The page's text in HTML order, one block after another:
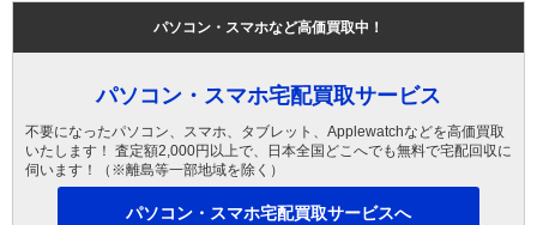
パソコン・スマホなど高価買取中！
パソコン・スマホ宅配買取サービス
不要になったパソコン、スマホ、タブレット、Applewatchなどを高価買取
いたします！ 査定額2,000円以上で、日本全国どこへでも無料で宅配回収に
伺います！（※離島等一部地域を除く）
パソコン・スマホ宅配買取サービスへ